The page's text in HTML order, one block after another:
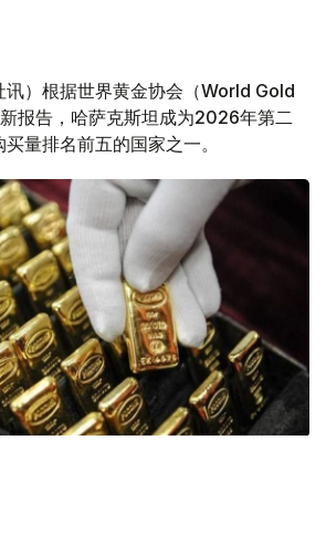
讯）根据世界黄金协会（World Gold
报告，哈萨克斯坦成为2026年第二
量排名前五的国家之一。